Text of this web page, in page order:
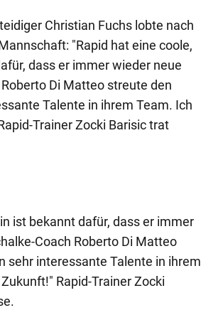
Christian Fuchs lobte nach
"Rapid hat eine coole,
dass er immer wieder neue
Di Matteo streute den
Talente in ihrem Team. Ich
Trainer Zocki Barisic trat
ist bekannt dafür, dass er immer
Coach Roberto Di Matteo
sehr interessante Talente in ihrem
Rapid-Trainer Zocki